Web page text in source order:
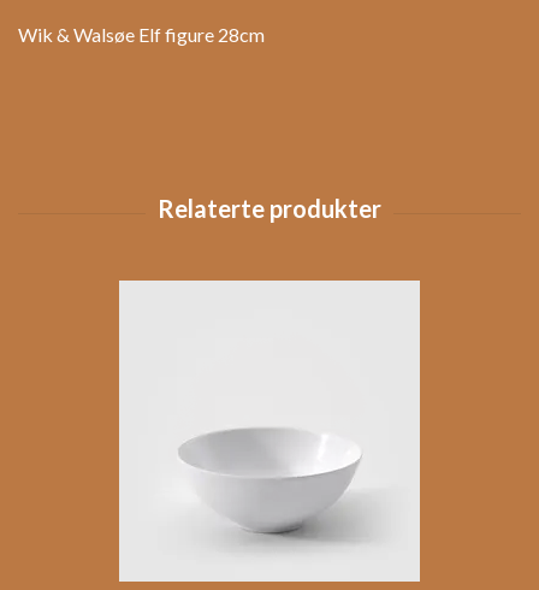
Wik & Walsøe Elf figure 28cm